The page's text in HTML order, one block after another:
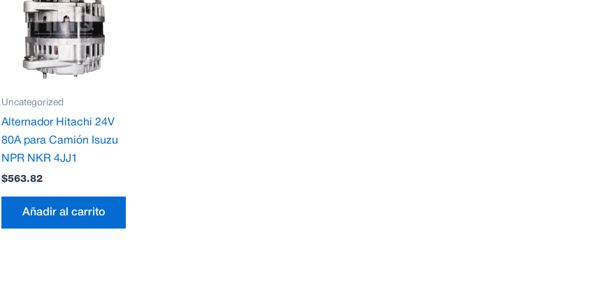
Uncategorized
Alternador Hitachi 24V
80A para Camión Isuzu
NPR NKR 4JJ1
$563.82
Añadir al carrito